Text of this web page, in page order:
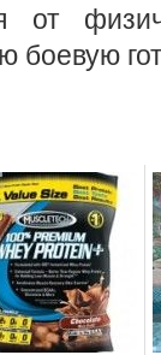
от
боевую